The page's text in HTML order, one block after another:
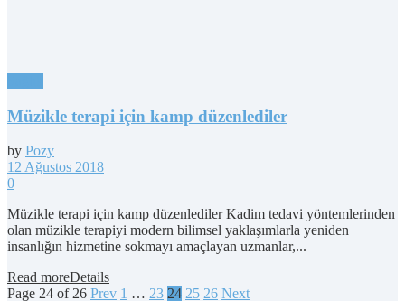
Müzikle terapi için kamp düzenlediler
by Pozy
12 Ağustos 2018
0
Müzikle terapi için kamp düzenlediler Kadim tedavi yöntemlerinden
olan müzikle terapiyi modern bilimsel yaklaşımlarla yeniden
insanlığın hizmetine sokmayı amaçlayan uzmanlar,...
Read moreDetails
Page 24 of 26 Prev 1 … 23 24 25 26 Next